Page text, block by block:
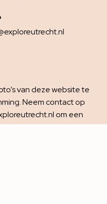
van deze website te
Neem contact op
om een
dienen.